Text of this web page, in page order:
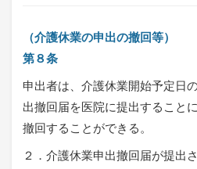
（介護休業の申出の撤回等）
第８条
申出者は、介護休業開始予定日
出撤回届を医院に提出すること
撤回することができる。
２．介護休業申出撤回届が提出